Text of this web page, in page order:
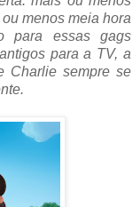
menos meia hora
para essas gags
para a TV, a
Charlie sempre se